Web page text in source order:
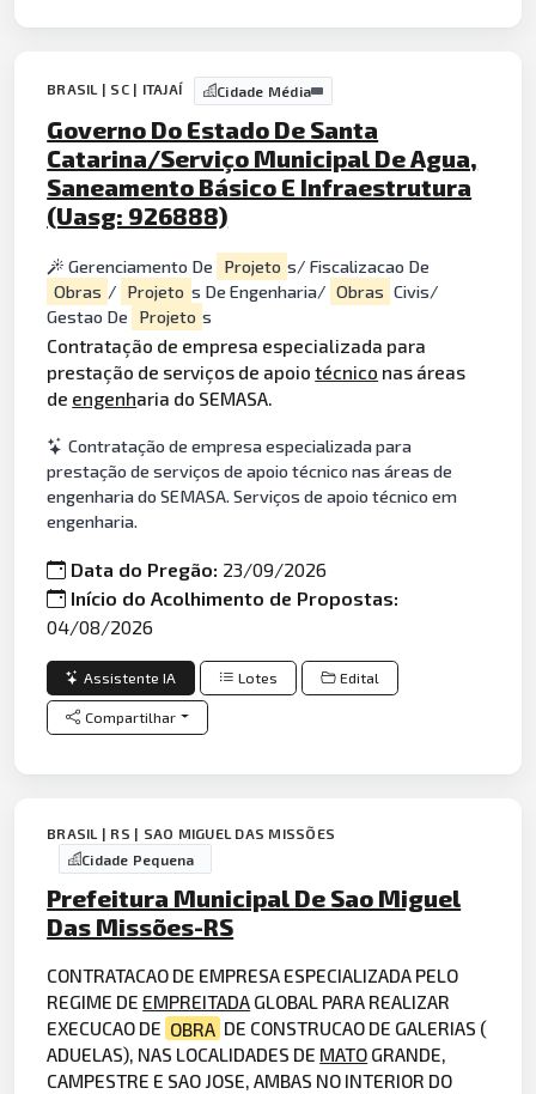
BRASIL | SC | ITAJAÍ Cidade Média
Governo Do Estado De Santa
Catarina/Serviço Municipal De Agua,
Saneamento Básico E Infraestrutura
(Uasg: 926888)
Gerenciamento De Projeto s/ Fiscalizacao De
Obras / Projeto s De Engenharia/ Obras Civis/
Gestao De
Projeto s
Contratação de empresa especializada para
prestação de serviços de apoiotécnico nas áreas
de engenharia do SEMASA.
Contratação de empresa especializada para
prestação de serviços de apoio técnico nas áreas de
engenharia do SEMASA. Serviços de apoio técnico em
engenharia.
Data do Pregão: 23/09/2026
Início do Acolhimento de Propostas:
04/08/2026
Assistente IA Lotes Edital
Compartilhar
BRASIL | RS | SAO MIGUEL DAS MISSÕES
Cidade Pequena
Prefeitura Municipal De Sao Miguel
Das Missões-RS
CONTRATACAO DE EMPRESA ESPECIALIZADA PELO
REGIME DE EMPREITADA GLOBAL PARA REALIZAR
EXECUCAO DE OBRA DE CONSTRUCAO DE GALERIAS (
ADUELAS), NAS LOCALIDADES DE MATO GRANDE,
CAMPESTRE E SAO JOSE, AMBAS NO INTERIOR DO